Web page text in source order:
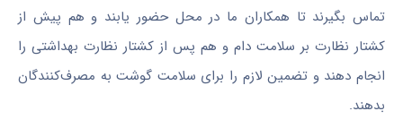
تماس بگیرند تا همکاران ما در محل حضور یابند و هم پیش از
کشتار نظارت بر سلامت دام و هم پس از کشتار نظارت بهداشتی را
انجام دهند و تضمین لازم را برای سلامت گوشت به مصرف‌کنندگان
بدهند.